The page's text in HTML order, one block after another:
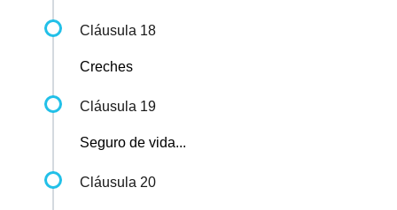
Cláusula 18
Creches
Cláusula 19
Seguro de vida...
Cláusula 20